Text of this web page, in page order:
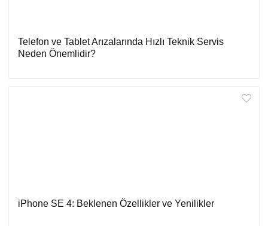
Telefon ve Tablet Arızalarında Hızlı Teknik Servis
Neden Önemlidir?
iPhone SE 4: Beklenen Özellikler ve Yenilikler